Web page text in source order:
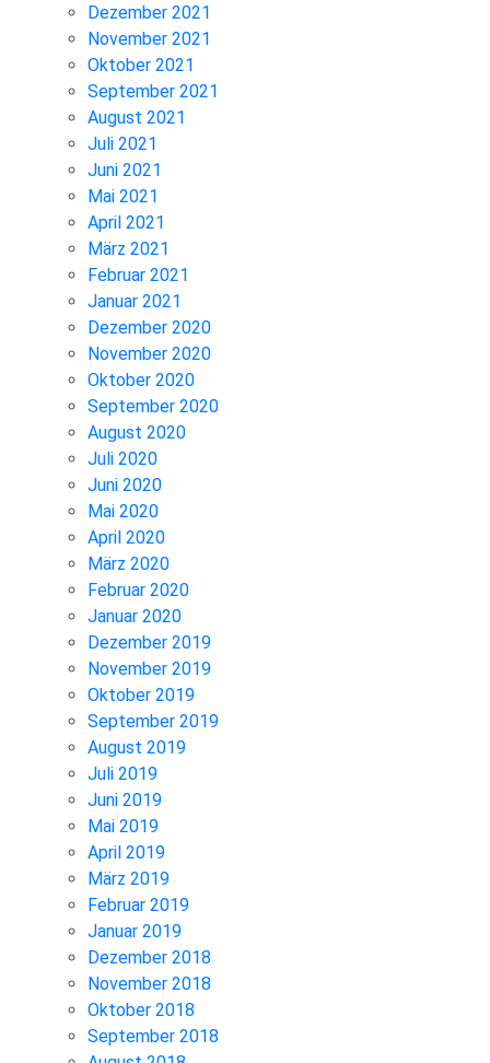
Dezember 2021
November 2021
Oktober 2021
September 2021
August 2021
Juli 2021
Juni 2021
Mai 2021
April 2021
März 2021
Februar 2021
Januar 2021
Dezember 2020
November 2020
Oktober 2020
September 2020
August 2020
Juli 2020
Juni 2020
Mai 2020
April 2020
März 2020
Februar 2020
Januar 2020
Dezember 2019
November 2019
Oktober 2019
September 2019
August 2019
Juli 2019
Juni 2019
Mai 2019
April 2019
März 2019
Februar 2019
Januar 2019
Dezember 2018
November 2018
Oktober 2018
September 2018